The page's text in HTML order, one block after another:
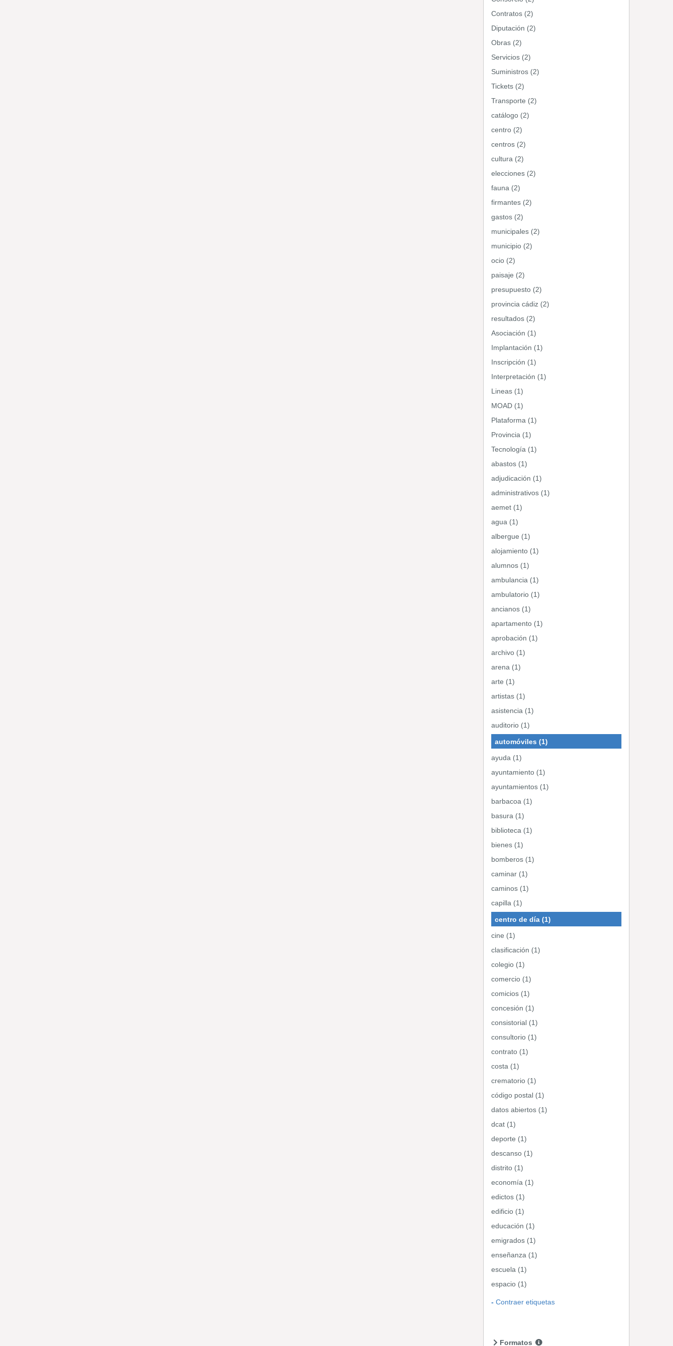
Contratos (2)
Diputación (2)
Obras (2)
Servicios (2)
Suministros (2)
Tickets (2)
Transporte (2)
catálogo (2)
centro (2)
centros (2)
cultura (2)
elecciones (2)
fauna (2)
firmantes (2)
gastos (2)
municipales (2)
municipio (2)
ocio (2)
paisaje (2)
presupuesto (2)
provincia cádiz (2)
resultados (2)
Asociación (1)
Implantación (1)
Inscripción (1)
Interpretación (1)
Lineas (1)
MOAD (1)
Plataforma (1)
Provincia (1)
Tecnología (1)
abastos (1)
adjudicación (1)
administrativos (1)
aemet (1)
agua (1)
albergue (1)
alojamiento (1)
alumnos (1)
ambulancia (1)
ambulatorio (1)
ancianos (1)
apartamento (1)
aprobación (1)
archivo (1)
arena (1)
arte (1)
artistas (1)
asistencia (1)
auditorio (1)
automóviles (1)
ayuda (1)
ayuntamiento (1)
ayuntamientos (1)
barbacoa (1)
basura (1)
biblioteca (1)
bienes (1)
bomberos (1)
caminar (1)
caminos (1)
capilla (1)
centro de día (1)
cine (1)
clasificación (1)
colegio (1)
comercio (1)
comicios (1)
concesión (1)
consistorial (1)
consultorio (1)
contrato (1)
costa (1)
crematorio (1)
código postal (1)
datos abiertos (1)
dcat (1)
deporte (1)
descanso (1)
distrito (1)
economía (1)
edictos (1)
edificio (1)
educación (1)
emigrados (1)
enseñanza (1)
escuela (1)
espacio (1)
Contraer etiquetas
Formatos